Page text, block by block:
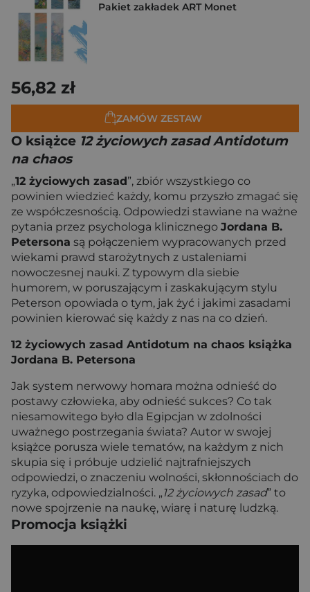
Pakiet zakładek ART Monet
56,82 zł
ZAMÓW ZESTAW
O książce 12 życiowych zasad Antidotum
na chaos
„12 życiowych zasad”, zbiór wszystkiego co
powinien wiedzieć każdy, komu przyszło zmagać się
ze współczesnością. Odpowiedzi stawiane na ważne
pytania przez psychologa klinicznego Jordana B.
Petersona są połączeniem wypracowanych przed
wiekami prawd starożytnych z ustaleniami
nowoczesnej nauki. Z typowym dla siebie
humorem, w poruszającym i zaskakującym stylu
Peterson opowiada o tym, jak żyć i jakimi zasadami
powinien kierować się każdy z nas na co dzień.
12 życiowych zasad Antidotum na chaos książka
Jordana B. Petersona
Jak system nerwowy homara można odnieść do
postawy człowieka, aby odnieść sukces? Co tak
niesamowitego było dla Egipcjan w zdolności
uważnego postrzegania świata? Autor w swojej
książce porusza wiele tematów, na każdym z nich
skupia się i próbuje udzielić najtrafniejszych
odpowiedzi, o znaczeniu wolności, skłonnościach do
ryzyka, odpowiedzialności. „12 życiowych zasad” to
nowe spojrzenie na naukę, wiarę i naturę ludzką.
Promocja książki